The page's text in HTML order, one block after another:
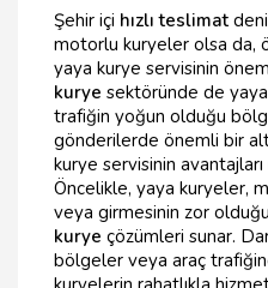
Şehir içi hızlı teslimat
motorlu kuryeler olsa da,
yaya kurye servisinin
kurye sektöründe de
trafiğin yoğun olduğu
gönderilerde önemli bir
kurye servisinin
Öncelikle, yaya kuryeler,
veya girmesinin zor
kurye çözümleri sunar.
bölgeler veya araç